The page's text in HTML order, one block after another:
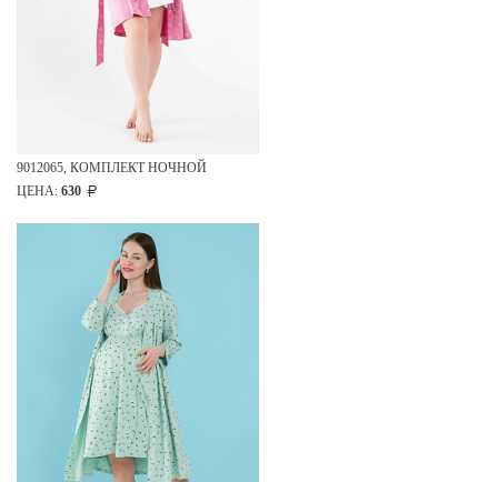
9012065, КОМПЛЕКТ НОЧНОЙ
ЦЕНА: 630